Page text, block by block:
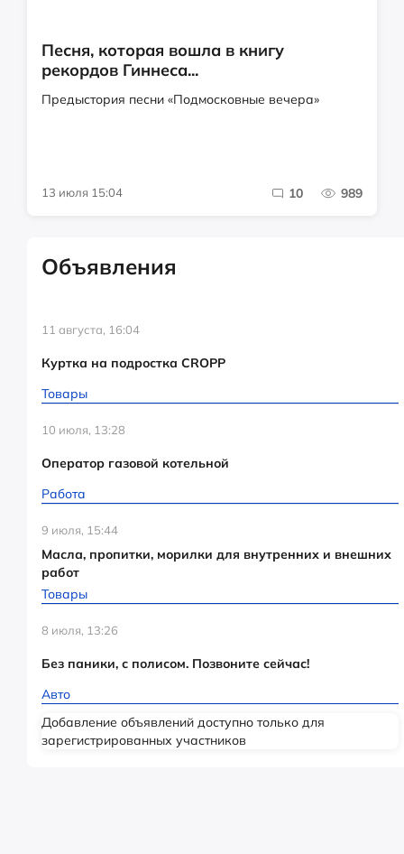
Песня, которая вошла в книгу
рекордов Гиннеса...
Предыстория песни «Подмосковные вечера»
13 июля 15:04 10 989
Объявления
11 августа, 16:04
Куртка на подростка CROPP
Товары
10 июля, 13:28
Оператор газовой котельной
Работа
9 июля, 15:44
Масла, пропитки, морилки для внутренних и внешних
работ
Товары
8 июля, 13:26
Без паники, с полисом. Позвоните сейчас!
Авто
Добавление объявлений доступно только для
зарегистрированных участников